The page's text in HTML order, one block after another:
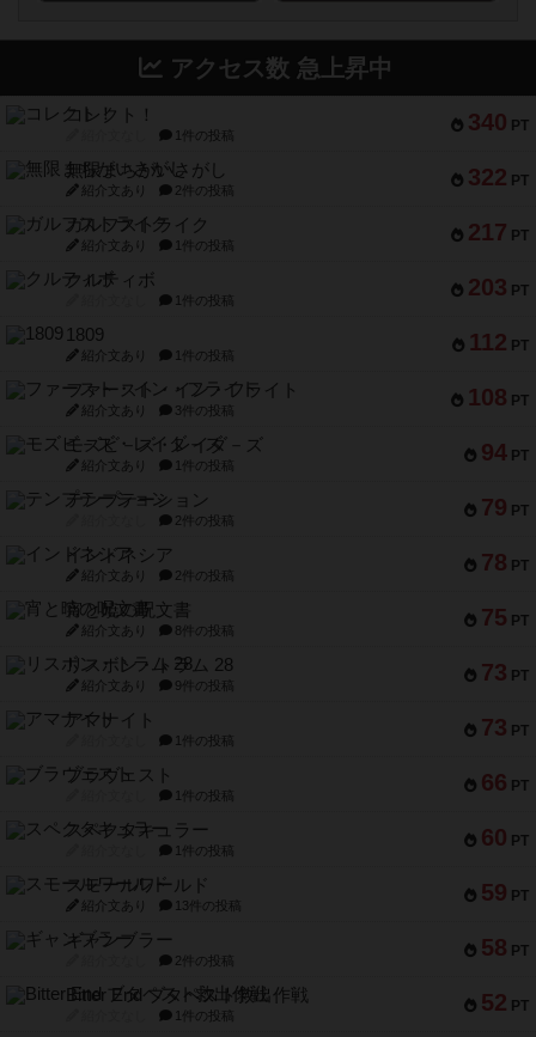
アクセス数 急上昇中
340 PT
コレクト！
1件の投稿
322 PT
無限まちがいさがし
紹介文あり 2件の投稿
217 PT
ガルフストライク
紹介文あり 1件の投稿
203 PT
クルティボ
1件の投稿
112 PT
1809
紹介文あり 1件の投稿
108 PT
ファースト・イン・フライト
紹介文あり 3件の投稿
94 PT
モズビ－ズ・レイダ－ズ
紹介文あり 1件の投稿
79 PT
テンプテーション
2件の投稿
78 PT
インドネシア
紹介文あり 2件の投稿
75 PT
宵と暁の呪文書
紹介文あり 8件の投稿
73 PT
リスボン・トラム 28
紹介文あり 9件の投稿
73 PT
アマナイト
1件の投稿
66 PT
ブラヴェスト
1件の投稿
60 PT
スペクタキュラー
1件の投稿
59 PT
スモールワールド
紹介文あり 13件の投稿
58 PT
ギャンブラー
2件の投稿
52 PT
Bitter End ブタペスト救出作戦
1件の投稿